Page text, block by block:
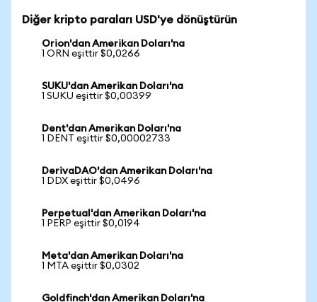
Diğer kripto paraları USD'ye dönüştürün
Orion'dan Amerikan Doları'na
1 ORN eşittir $0,0266
SUKU'dan Amerikan Doları'na
1 SUKU eşittir $0,00399
Dent'dan Amerikan Doları'na
1 DENT eşittir $0,00002733
DerivaDAO'dan Amerikan Doları'na
1 DDX eşittir $0,0496
Perpetual'dan Amerikan Doları'na
1 PERP eşittir $0,0194
Meta'dan Amerikan Doları'na
1 MTA eşittir $0,0302
Goldfinch'dan Amerikan Doları'na